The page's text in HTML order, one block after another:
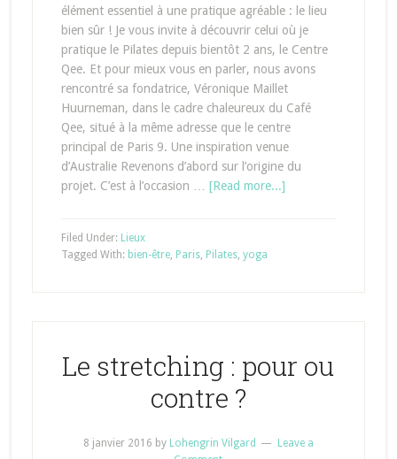
élément essentiel à une pratique agréable : le lieu
bien sûr ! Je vous invite à découvrir celui où je
pratique le Pilates depuis bientôt 2 ans, le Centre
Qee. Et pour mieux vous en parler, nous avons
rencontré sa fondatrice, Véronique Maillet
Huurneman, dans le cadre chaleureux du Café
Qee, situé à la même adresse que le centre
principal de Paris 9. Une inspiration venue
d’Australie Revenons d’abord sur l’origine du
projet. C’est à l’occasion … [Read more...]
Filed Under: Lieux
Tagged With: bien-être, Paris, Pilates, yoga
Le stretching : pour ou
contre ?
8 janvier 2016 by Lohengrin Vilgard
Leave a